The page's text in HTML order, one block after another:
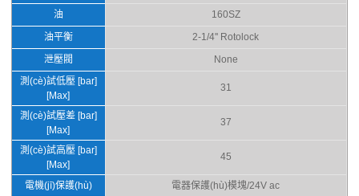
油
160SZ
油平衡
2-1/4'' Rotolock
泄壓閥
None
測(cè)試低壓 [bar]
[Max]
31
測(cè)試壓差 [bar]
[Max]
37
測(cè)試高壓 [bar]
[Max]
45
電機(jī)保護(hù)
電器保護(hù)模塊/24V ac